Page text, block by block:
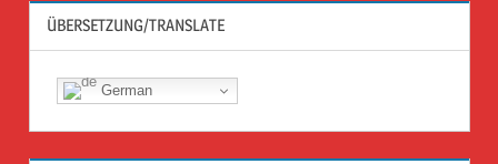
ÜBERSETZUNG/TRANSLATE
German